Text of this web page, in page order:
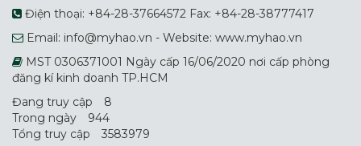
Điện thoại: +84-28-37664572 Fax: +84-28-38777417
Email: info@myhao.vn - Website: www.myhao.vn
MST 0306371001 Ngày cấp 16/06/2020 nơi cấp phòng
đăng kí kinh doanh TP.HCM
Đang truy cập
8
Trong ngày
944
Tổng truy cập
3583979